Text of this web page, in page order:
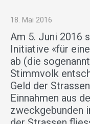
18. Mai 2016
Am 5. Juni 2016
Initiative «für
ab (die
Stimmvolk
Geld der
Einnahmen aus
zweckgebunden